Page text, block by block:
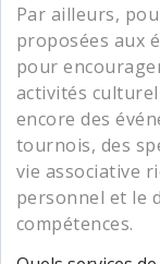
Par ailleurs,
proposées aux
pour
activités
encore des
tournois, des
vie associative
personnel et le
compétences.